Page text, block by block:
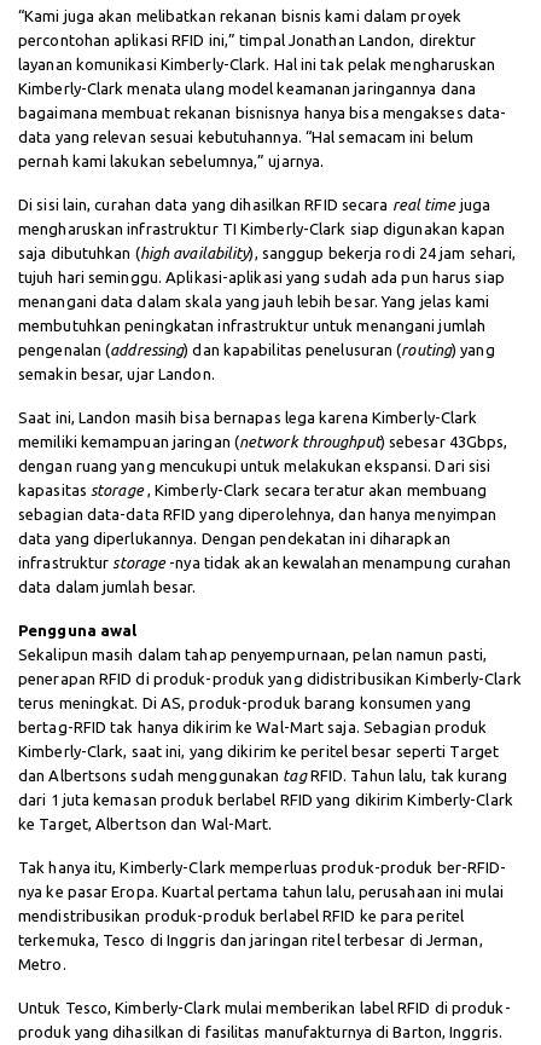
“Kami juga akan melibatkan rekanan bisnis kami dalam proyek
percontohan aplikasi RFID ini,” timpal Jonathan Landon, direktur
layanan komunikasi Kimberly-Clark. Hal ini tak pelak mengharuskan
Kimberly-Clark menata ulang model keamanan jaringannya dana
bagaimana membuat rekanan bisnisnya hanya bisa mengakses data-
data yang relevan sesuai kebutuhannya. “Hal semacam ini belum
pernah kami lakukan sebelumnya,” ujarnya.
Di sisi lain, curahan data yang dihasilkan RFID secara real time juga
mengharuskan infrastruktur TI Kimberly-Clark siap digunakan kapan
saja dibutuhkan (high availability), sanggup bekerja rodi 24 jam sehari,
tujuh hari seminggu. Aplikasi-aplikasi yang sudah ada pun harus siap
menangani data dalam skala yang jauh lebih besar. Yang jelas kami
membutuhkan peningkatan infrastruktur untuk menangani jumlah
pengenalan (addressing) dan kapabilitas penelusuran (routing) yang
semakin besar, ujar Landon.
Saat ini, Landon masih bisa bernapas lega karena Kimberly-Clark
memiliki kemampuan jaringan (network throughput) sebesar 43Gbps,
dengan ruang yang mencukupi untuk melakukan ekspansi. Dari sisi
kapasitas storage, Kimberly-Clark secara teratur akan membuang
sebagian data-data RFID yang diperolehnya, dan hanya menyimpan
data yang diperlukannya. Dengan pendekatan ini diharapkan
infrastruktur storage -nya tidak akan kewalahan menampung curahan
data dalam jumlah besar.
Pengguna awal
Sekalipun masih dalam tahap penyempurnaan, pelan namun pasti,
penerapan RFID di produk-produk yang didistribusikan Kimberly-Clark
terus meningkat. Di AS, produk-produk barang konsumen yang
bertag-RFID tak hanya dikirim ke Wal-Mart saja. Sebagian produk
Kimberly-Clark, saat ini, yang dikirim ke peritel besar seperti Target
dan Albertsons sudah menggunakan tagRFID. Tahun lalu, tak kurang
dari 1 juta kemasan produk berlabel RFID yang dikirim Kimberly-Clark
ke Target, Albertson dan Wal-Mart.
Tak hanya itu, Kimberly-Clark memperluas produk-produk ber-RFID-
nya ke pasar Eropa. Kuartal pertama tahun lalu, perusahaan ini mulai
mendistribusikan produk-produk berlabel RFID ke para peritel
terkemuka, Tesco di Inggris dan jaringan ritel terbesar di Jerman,
Metro.
Untuk Tesco, Kimberly-Clark mulai memberikan label RFID di produk-
produk yang dihasilkan di fasilitas manufakturnya di Barton, Inggris.